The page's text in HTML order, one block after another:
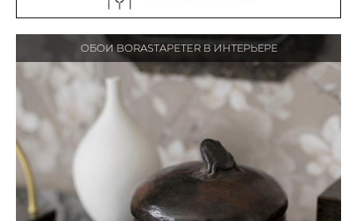
ОБОИ BORASTAPETER В ИНТЕРЬЕРЕ